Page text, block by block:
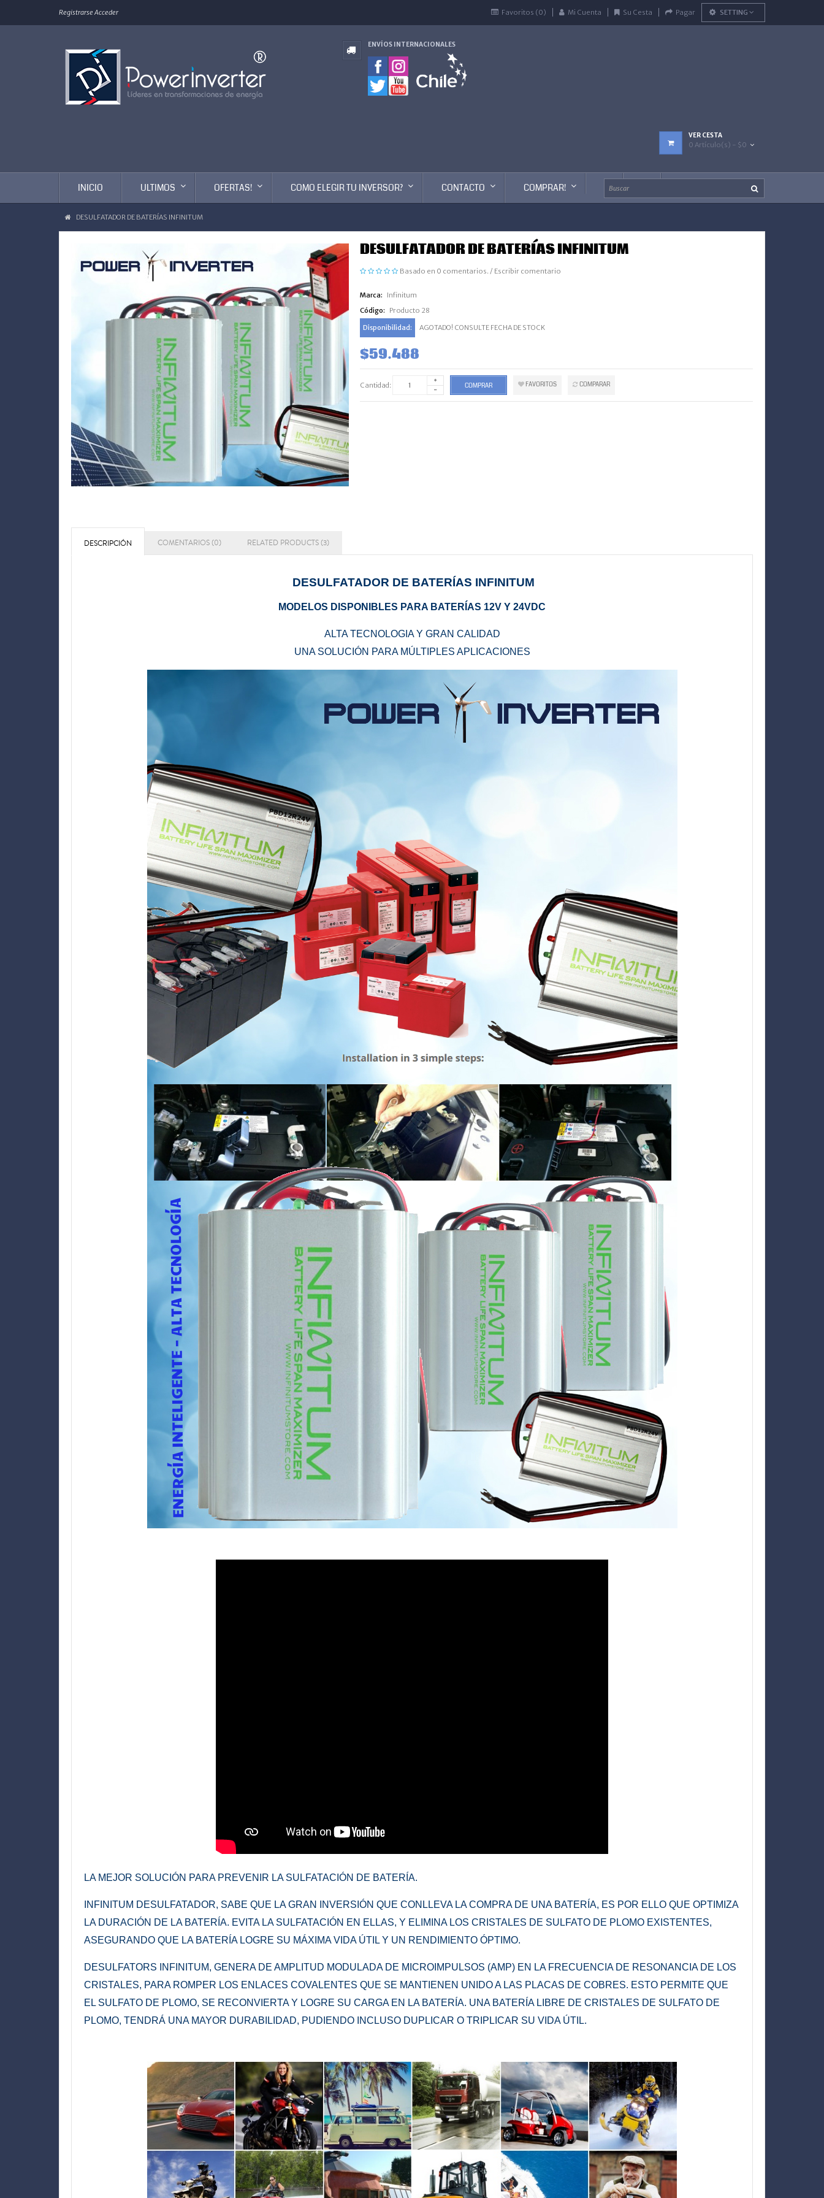
Registrarse Acceder Favoritos (0) Mi Cuenta Su Cesta Pagar SETTING
ENVÍOS INTERNACIONALES
VER CESTA
0 Artículo(s) - $0
INICIO ULTIMOS OFERTAS! COMO ELEGIR TU INVERSOR? CONTACTO COMPRAR!
DESULFATADOR DE BATERÍAS INFINITUM
DESULFATADOR DE BATERÍAS INFINITUM
Basado en 0 comentarios. / Escribir comentario
Marca:
Infinitum
Código:
Producto 28
Disponibilidad:
AGOTADO! CONSULTE FECHA DE STOCK
$59.488
Cantidad: COMPRAR FAVORITOS COMPARAR
DESCRIPCIÓN COMENTARIOS (0) RELATED PRODUCTS (3)
DESULFATADOR DE BATERÍAS INFINITUM
MODELOS DISPONIBLES PARA BATERÍAS 12V Y 24VDC
ALTA TECNOLOGIA Y GRAN CALIDAD
UNA SOLUCIÓN PARA MÚLTIPLES APLICACIONES
LA MEJOR SOLUCIÓN PARA PREVENIR LA SULFATACIÓN DE BATERÍA.
INFINITUM DESULFATADOR, SABE QUE LA GRAN INVERSIÓN QUE CONLLEVA LA COMPRA DE UNA BATERÍA, ES POR ELLO QUE OPTIMIZA
LA DURACIÓN DE LA BATERÍA. EVITA LA SULFATACIÓN EN ELLAS, Y ELIMINA LOS CRISTALES DE SULFATO DE PLOMO EXISTENTES,
ASEGURANDO QUE LA BATERÍA LOGRE SU MÁXIMA VIDA ÚTIL Y UN RENDIMIENTO ÓPTIMO.
DESULFATORS INFINITUM, GENERA DE AMPLITUD MODULADA DE MICROIMPULSOS (AMP) EN LA FRECUENCIA DE RESONANCIA DE LOS
CRISTALES, PARA ROMPER LOS ENLACES COVALENTES QUE SE MANTIENEN UNIDO A LAS PLACAS DE COBRES. ESTO PERMITE QUE
EL SULFATO DE PLOMO, SE RECONVIERTA Y LOGRE SU CARGA EN LA BATERÍA. UNA BATERÍA LIBRE DE CRISTALES DE SULFATO DE
PLOMO, TENDRÁ UNA MAYOR DURABILIDAD, PUDIENDO INCLUSO DUPLICAR O TRIPLICAR SU VIDA ÚTIL.